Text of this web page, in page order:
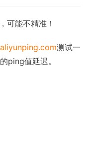
可能不精准！
aliyunping.com测试一
ping值延迟。